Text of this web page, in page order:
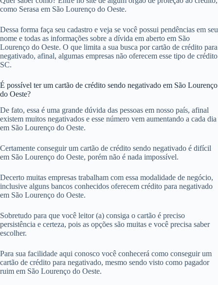
como Serasa em São Lourenço do Oeste.
Dessa forma faça seu cadastro e veja se você possui pendências em seu
nome e todas as informações sobre a dívida em aberto em São
Lourenço do Oeste. O que limita a sua busca por cartão de crédito para
negativado, afinal, algumas empresas não oferecem esse tipo de crédito
SC.
É possível ter um cartão de crédito sendo negativado em São Lourenço
do Oeste?
De fato, essa é uma grande dúvida das pessoas em nosso país, afinal
existem muitos negativados e esse número vem aumentando a cada dia
em São Lourenço do Oeste.
Certamente conseguir um cartão de crédito sendo negativado é difícil
em São Lourenço do Oeste, porém não é nada impossível.
Decerto muitas empresas trabalham com essa modalidade de negócio,
inclusive alguns bancos conhecidos oferecem crédito para negativado
em São Lourenço do Oeste.
Sobretudo para que você leitor (a) consiga o cartão é preciso
persistência e certeza, pois as opções são muitas e você precisa saber
escolher.
Para sua facilidade aqui conosco você conhecerá como conseguir um
cartão de crédito para negativado, mesmo sendo visto como pagador
ruim em São Lourenço do Oeste.